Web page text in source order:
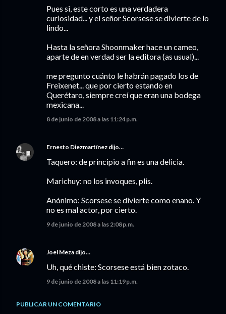
Pues si, este corto es una verdadera
curiosidad... y el señor Scorsese se divierte de lo
lindo...
Hasta la señora Shoonmaker hace un cameo,
aparte de en verdad ser la editora (as usual)...
me pregunto cuánto le habrán pagado los de
Freixenet... que por cierto estando en
Querétaro, siempre creí que eran una bodega
mexicana...
8 de junio de 2008 a las 11:24 p.m.
Ernesto Diezmartínez dijo…
Taquero: de principio a fin es una delicia.
Marichuy: no los invoques, plis.
Anónimo: Scorsese se divierte como enano. Y
no es mal actor, por cierto.
9 de junio de 2008 a las 2:08 p.m.
Joel Meza dijo…
Uh, qué chiste: Scorsese está bien zotaco.
9 de junio de 2008 a las 11:19 p.m.
PUBLICAR UN COMENTARIO